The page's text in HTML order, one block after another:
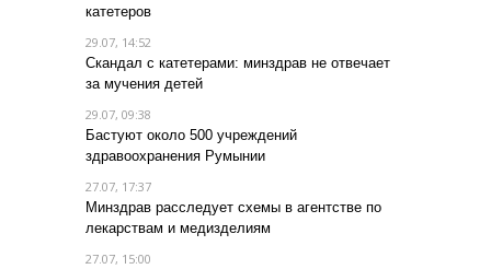
катетеров
29.07, 14:52
Скандал с катетерами: минздрав не отвечает
за мучения детей
29.07, 09:38
Бастуют около 500 учреждений
здравоохранения Румынии
27.07, 17:37
Минздрав расследует схемы в агентстве по
лекарствам и медизделиям
27.07, 15:00